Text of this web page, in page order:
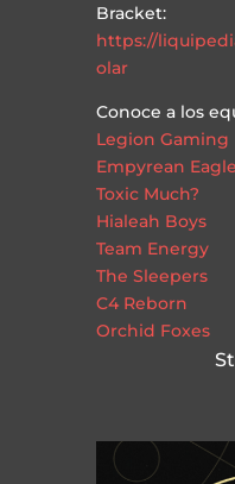
Bracket:
https://
olar
Conoce a los
Legion Gaming
Empyrean
Toxic Much?
Hialeah Boys
Team Energy
The Sleepers
C4 Reborn
Orchid Foxes